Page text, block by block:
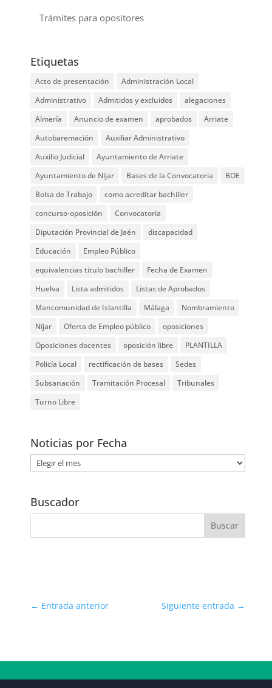
Trámites para opositores
Etiquetas
Acto de presentación
Administración Local
Administrativo
Admitidos y excluidos
alegaciones
Almería
Anuncio de examen aprobados
Arriate
Autobaremación
Auxiliar Administrativo
Auxilio Judicial
Ayuntamiento de Arriate
Ayuntamiento de Níjar
Bases de la Convocatoria
BOE
Bolsa de Trabajo
como acreditar bachiller
concurso-oposición
Convocatoria
Diputación Provincial de Jaén
discapacidad
Educación
Empleo Público
equivalencias titulo bachiller
Fecha de Examen
Huelva
Lista admitidos
Listas de Aprobados
Mancomunidad de Islantilla
Málaga
Nombramiento
Níjar
Oferta de Empleo público
oposiciones
Oposiciones docentes
oposición libre
PLANTILLA
Policía Local
rectificación de bases
Sedes
Subsanación
Tramitación Procesal
Tribunales
Turno Libre
Noticias por Fecha
Noticias
por
Buscador
← Entrada anterior Siguiente entrada →